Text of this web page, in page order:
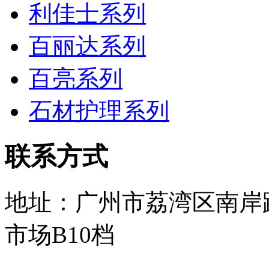
利佳士系列
百丽达系列
百亮系列
石材护理系列
联系方式
地址：广州市荔湾区南
市场B10档